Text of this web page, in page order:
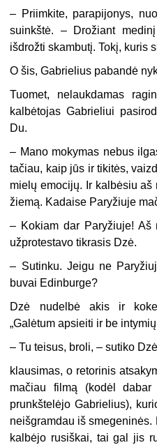
– Priimkite, parapijonys,
suinkštė. – Drožiant
išdrožti skambutį. Tokį, kuris
O šis, Gabrielius pabandė
Tuomet, nelaukdamas
kalbėtojas Gabrieliui
Du.
– Mano mokymas nebus
tačiau, kaip jūs ir tikitės,
mielų emocijų. Ir kalbėsiu
žiemą. Kadaise Paryžiuje
– Kokiam dar Paryžiuje! Aš
užprotestavo tikrasis Dzė.
– Sutinku. Jeigu ne
buvai Edinburge?
Dzė nudelbė akis ir
„Galėtum apsieiti ir be
– Tu teisus, broli, – sutiko
klausimas, o retorinis
mačiau filmą (kodėl
prunkštelėjo Gabrielius),
neišgramdau iš
kalbėjo rusiškai, tai gal jis